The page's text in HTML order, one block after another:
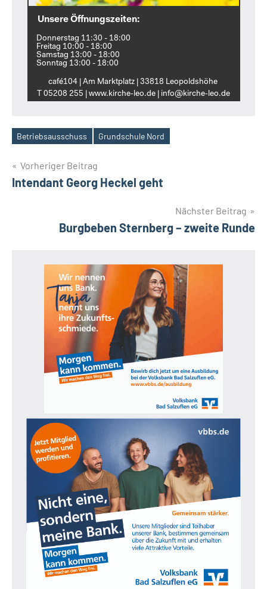
Unsere Öffnungszeiten:
Donnerstag 11:30 - 18:00
Freitag 10:00 - 18:00
Samstag 13:00 - 18:00
Sonntag 13:00 - 18:00
café104 | Am Marktplatz | 33818 Leopoldshöhe
T 05208 255 | www.kirche‑leo.de | info@kirche‑leo.de
Schlagwörter
Betriebsausschuss Grundschule Nord
Beitragsnavigation
Vorheriger Beitrag
Intendant Georg Heckel geht
Nächster Beitrag
Burgbeben Sternberg – zweite Runde